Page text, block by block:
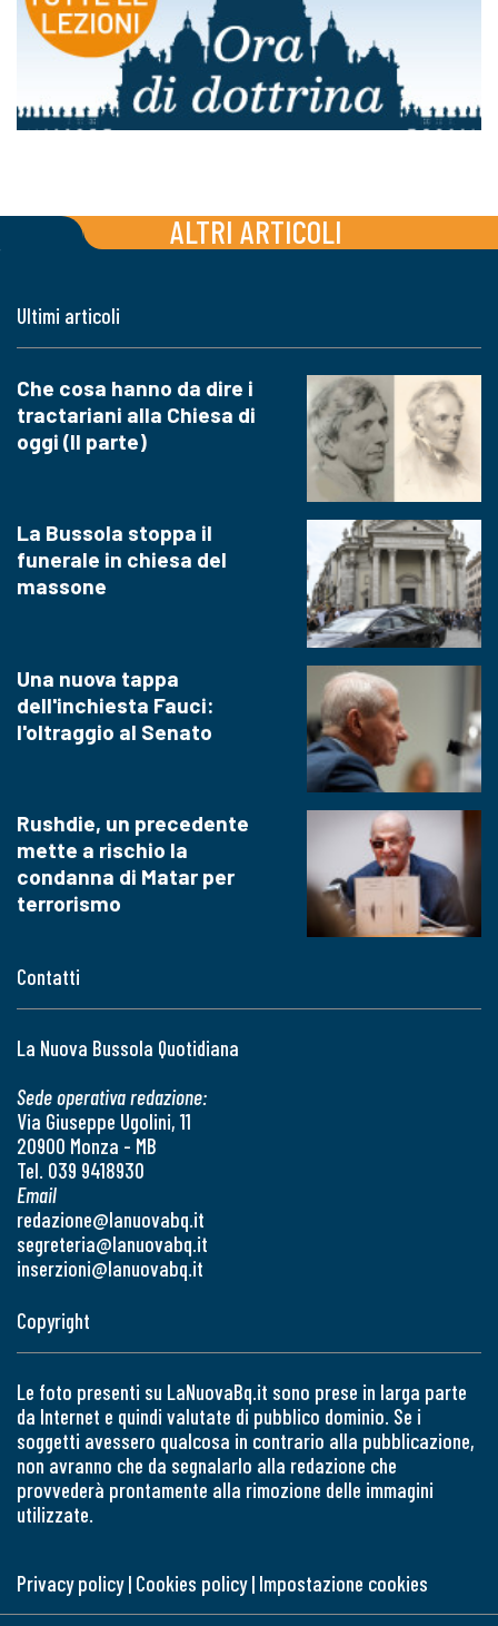
ALTRI ARTICOLI
Contatti
La Nuova Bussola Quotidiana
Sede operativa redazione:
Via Giuseppe Ugolini, 11
20900 Monza - MB
Tel. 039 9418930
Email
redazione@lanuovabq.it
segreteria@lanuovabq.it
inserzioni@lanuovabq.it
Ultimi articoli
Che cosa hanno da dire i
tractariani alla Chiesa di
oggi (II parte)
La Bussola stoppa il
funerale in chiesa del
massone
Una nuova tappa
dell'inchiesta Fauci:
l'oltraggio al Senato
Rushdie, un precedente
mette a rischio la
condanna di Matar per
terrorismo
Copyright
Le foto presenti su LaNuovaBq.it sono prese in larga parte
da Internet e quindi valutate di pubblico dominio. Se i
soggetti avessero qualcosa in contrario alla pubblicazione,
non avranno che da segnalarlo alla redazione che
provvederà prontamente alla rimozione delle immagini
utilizzate.
Privacy policy| Cookies policy| Impostazione cookies